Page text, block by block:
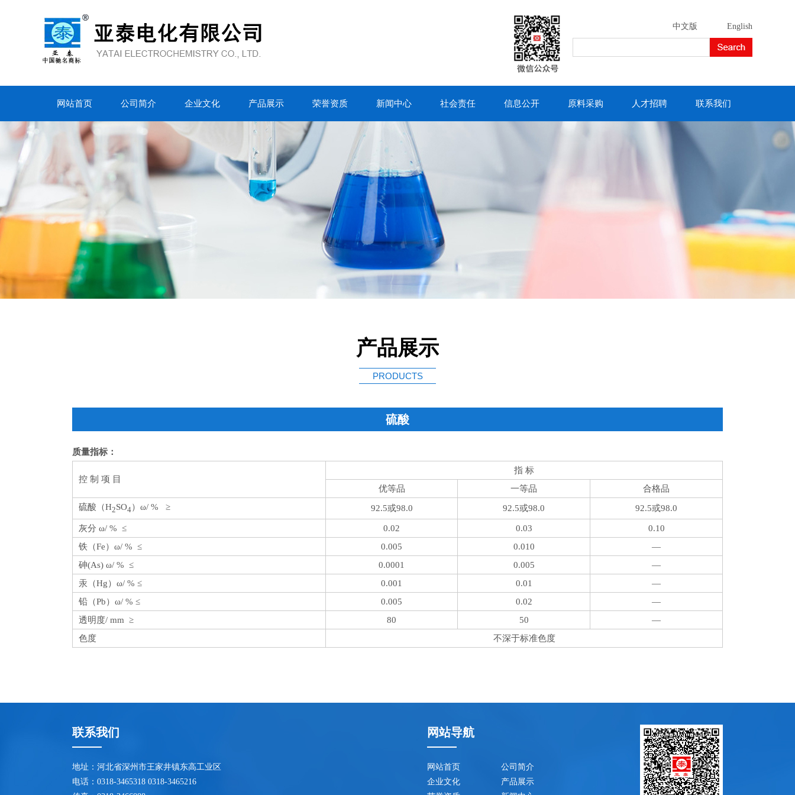
中文版 English
网站首页 公司简介 企业文化 产品展示 荣誉资质 新闻中心 社会责任 信息公开 原料采购 人才招聘 联系我们
产品展示
PRODUCTS
硫酸
质量指标：
控 制 项 目
指 标
优等品
一等品
合格品
硫酸（H2SO4）ω/ % ≥ 92.5或98.0 92.5或98.0 92.5或98.0
灰分 ω/ % ≤ 0.02 0.03
0.10
铁（Fe）ω/ % ≤
0.005 0.010
—
砷(As) ω/ % ≤
0.0001 0.005
—
汞（Hg）ω/ % ≤
0.001 0.01
—
铅（Pb）ω/ % ≤
0.005 0.02
—
透明度/ mm ≥
80 50
—
色度
不深于标准色度
联系我们
地址：河北省深州市王家井镇东高工业区
电话：0318-3465318 0318-3465216
网站导航
网站首页
公司简介
企业文化
产品展示